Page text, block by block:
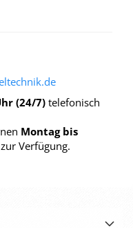
(24/7) telefonisch
Montag bis
zur Verfügung.